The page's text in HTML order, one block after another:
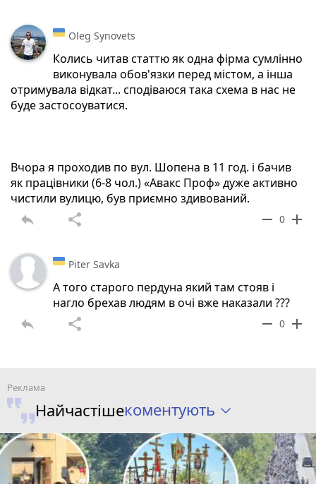
Oleg Synovets
Колись читав статтю як одна фірма сумлінно
виконувала обов'язки перед містом, а інша
отримувала відкат... сподіваюся така схема в нас не
буде застосоуватися.
Вчора я проходив по вул. Шопена в 11 год. і бачив
як працівники (6-8 чол.) «Авакс Проф» дуже активно
чистили вулицю, був приємно здивований.
reply share remove 0 add
Piter Savka
А того старого пердуна який там стояв і
нагло брехав людям в очі вже наказали ???
reply share remove 0 add
Найчастішекоментують